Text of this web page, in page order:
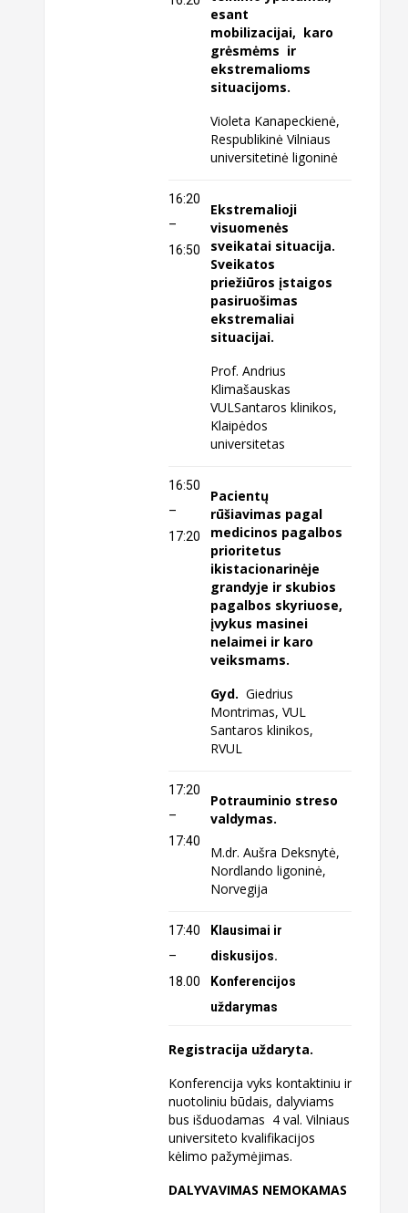
esant
mobilizacijai, karo
grėsmėms ir
ekstremalioms
situacijoms.
Violeta Kanapeckienė,
Respublikinė Vilniaus
universitetinė ligoninė
16:20
–
16:50
Ekstremalioji
visuomenės
sveikatai situacija.
Sveikatos
priežiūros įstaigos
pasiruošimas
ekstremaliai
situacijai.
Prof. Andrius
Klimašauskas
VULSantaros klinikos,
Klaipėdos
universitetas
16:50
–
17:20
Pacientų
rūšiavimas pagal
medicinos pagalbos
prioritetus
ikistacionarinėje
grandyje ir skubios
pagalbos skyriuose,
įvykus masinei
nelaimei ir karo
veiksmams.
Gyd.Giedrius
Montrimas, VUL
Santaros klinikos,
RVUL
17:20
–
17:40
Potrauminio streso
valdymas.
M.dr. Aušra Deksnytė,
Nordlando ligoninė,
Norvegija
17:40
–
18.00
Klausimai ir
diskusijos.
Konferencijos
uždarymas
Registracija uždaryta.
Konferencija vyks kontaktiniu ir
nuotoliniu būdais, dalyviams
bus išduodamas 4 val. Vilniaus
universiteto kvalifikacijos
kėlimo pažymėjimas.
DALYVAVIMAS NEMOKAMAS